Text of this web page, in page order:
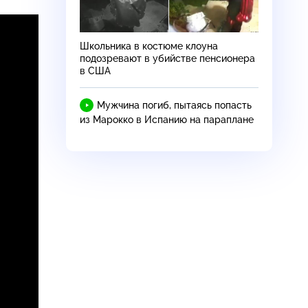
Школьника в костюме клоуна
подозревают в убийстве пенсионера
в США
Мужчина погиб, пытаясь попасть
из Марокко в Испанию на параплане